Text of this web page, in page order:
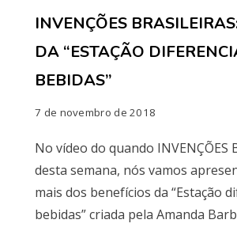
INVENÇÕES
DA “ESTAÇÃO
BEBIDAS”
7 de novembro de 2018
No vídeo do quando INVENÇÕES
desta semana, nós vamos
mais dos benefícios da “Estação
bebidas” criada pela Amanda